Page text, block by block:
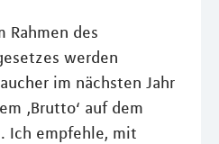
Rahmen des
werden
im nächsten Jahr
‚Brutto‘ auf dem
Ich empfehle, mit